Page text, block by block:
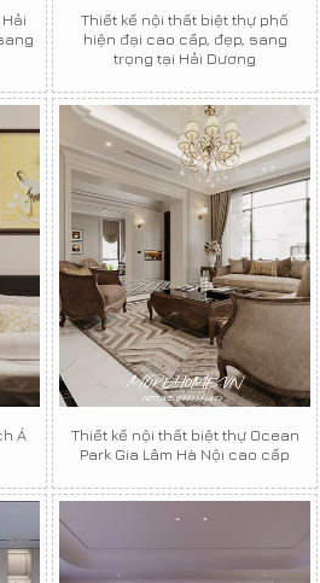
Thiết kế nội thất biệt thự phố
hiện đại cao cấp, đẹp, sang
trọng tại Hải Dương
Á
Thiết kế nội thất biệt thự Ocean
Park Gia Lâm Hà Nội cao cấp